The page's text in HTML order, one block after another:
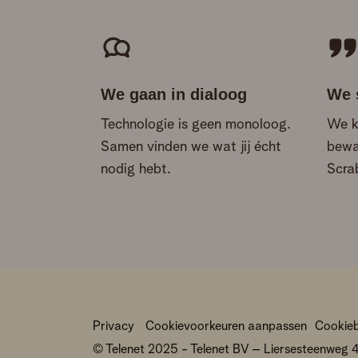
We gaan in dialoog
Technologie is geen monoloog.
Samen vinden we wat jij écht
nodig hebt.
We
We
Privacy Cookievoorkeuren aanpassen
© Telenet 2025 - Telenet BV – Liersesteenweg